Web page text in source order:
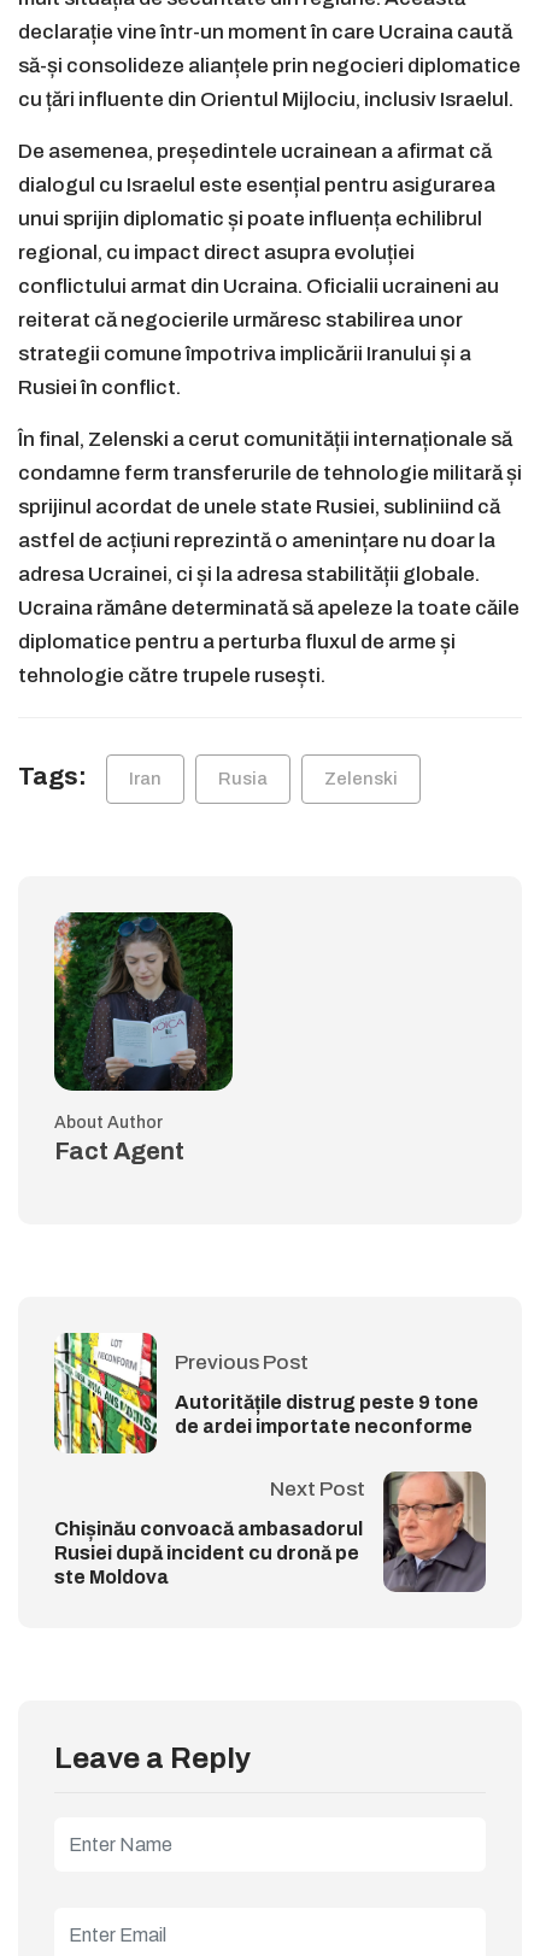
declarație vine într-un moment în care Ucraina caută
să-și consolideze alianțele prin negocieri diplomatice
cu țări influente din Orientul Mijlociu, inclusiv Israelul.
De asemenea, președintele ucrainean a afirmat că
dialogul cu Israelul este esențial pentru asigurarea
unui sprijin diplomatic și poate influența echilibrul
regional, cu impact direct asupra evoluției
conflictului armat din Ucraina. Oficialii ucraineni au
reiterat că negocierile urmăresc stabilirea unor
strategii comune împotriva implicării Iranului și a
Rusiei în conflict.
În final, Zelenski a cerut comunității internaționale să
condamne ferm transferurile de tehnologie militară și
sprijinul acordat de unele state Rusiei, subliniind că
astfel de acțiuni reprezintă o amenințare nu doar la
adresa Ucrainei, ci și la adresa stabilității globale.
Ucraina rămâne determinată să apeleze la toate căile
diplomatice pentru a perturba fluxul de arme și
tehnologie către trupele rusești.
Tags: Iran Rusia Zelenski
About Author
Fact Agent
Previous Post
Autoritățile distrug peste 9 tone
de ardei importate neconforme
Next Post
Chișinău convoacă ambasadorul
Rusiei după incident cu dronă pe
ste Moldova
Leave a Reply